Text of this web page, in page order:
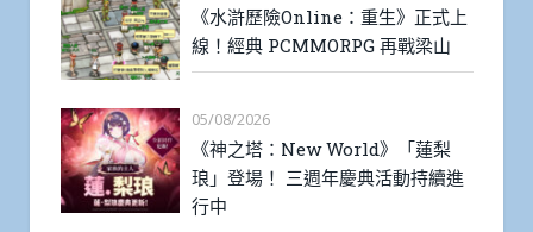
《水滸歷險Online：重生》正式上
線！經典 PCMMORPG 再戰梁山
05/08/2026
《神之塔：New World》「蓮梨
琅」登場！ 三週年慶典活動持續進
行中